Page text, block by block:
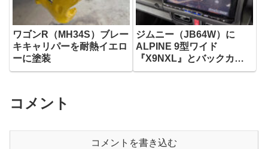
ワゴンR（MH34S）ブレー
キキャリパーを耐熱イエロ
ーに塗装
ジムニー（JB64W）に
ALPINE 9型ワイド
『X9NXL』とバックカメ
ラ『HCE-C20HD-RD-W』
コメント
コメントを書き込む